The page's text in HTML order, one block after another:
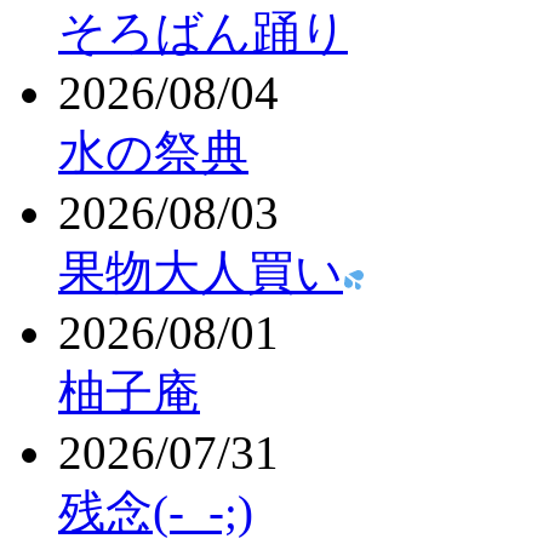
そろばん踊り
2026/08/04
水の祭典
2026/08/03
果物大人買い
2026/08/01
柚子庵
2026/07/31
残念(-_-;)